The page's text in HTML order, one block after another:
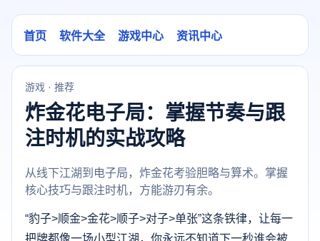
首页 软件大全 游戏中心 资讯中心
游戏 · 推荐
炸金花电子局：掌握节奏与跟
注时机的实战攻略
从线下江湖到电子局，炸金花考验胆略与算术。掌握
核心技巧与跟注时机，方能游刃有余。
“豹子>顺金>金花>顺子>对子>单张”这条铁律，让每一
把牌都像一场小型江湖，你永远不知道下一秒谁会被